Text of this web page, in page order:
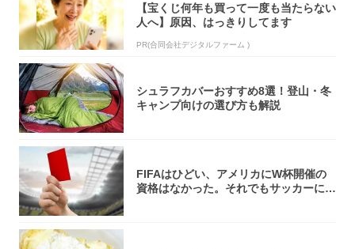
【宝くじ何年も買って一度も当たらない
人へ】原因、はっきりしてます
PR(合同会社デジタルファーム )
シュラフカバーおすすめ8選！登山・冬
キャンプ向けの選び方も解説
FIFAはひどい、アメリカにW杯開催の
資格はなかった。それでもサッカーには